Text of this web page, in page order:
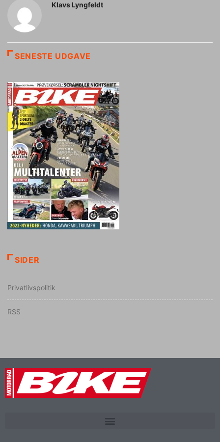
Klavs Lyngfeldt
SENESTE UDGAVE
SIDER
Privatlivspolitik
RSS